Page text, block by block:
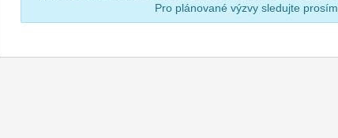
Pro plánované výzvy sledujte prosím